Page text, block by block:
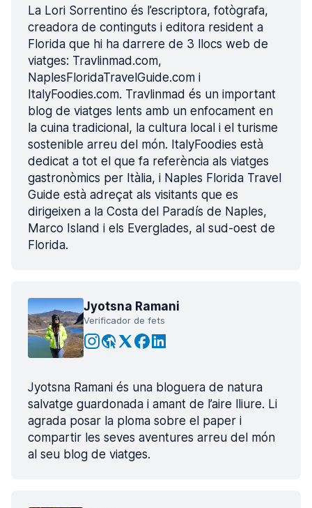
La Lori Sorrentino és l’escriptora, fotògrafa,
creadora de continguts i editora resident a
Florida que hi ha darrere de 3 llocs web de
viatges: Travlinmad.com,
NaplesFloridaTravelGuide.com i
ItalyFoodies.com. Travlinmad és un important
blog de viatges lents amb un enfocament en
la cuina tradicional, la cultura local i el turisme
sostenible arreu del món. ItalyFoodies està
dedicat a tot el que fa referència als viatges
gastronòmics per Itàlia, i Naples Florida Travel
Guide està adreçat als visitants que es
dirigeixen a la Costa del Paradís de Naples,
Marco Island i els Everglades, al sud-oest de
Florida.
Jyotsna Ramani
Verificador de fets
Jyotsna Ramani és una bloguera de natura
salvatge guardonada i amant de l’aire lliure. Li
agrada posar la ploma sobre el paper i
compartir les seves aventures arreu del món
al seu blog de viatges.